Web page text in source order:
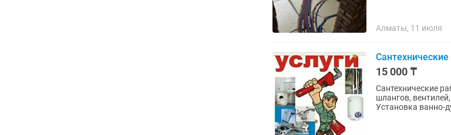
Алматы, 11 июля
15 000 ₸
Сантехнические
шлангов,
Установка ванно-